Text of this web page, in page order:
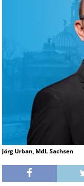
Jörg Urban, MdL Sachsen